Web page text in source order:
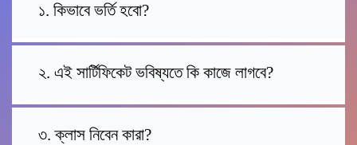
১. কিভাবে ভর্তি হবো?
২. এই সার্টিফিকেট ভবিষ্যতে কি কাজে লাগবে?
৩. ক্লাস নিবেন কারা?